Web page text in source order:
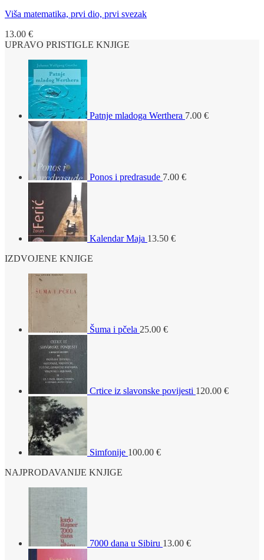
Viša matematika, prvi dio, prvi svezak
13.00 €
UPRAVO PRISTIGLE KNJIGE
Patnje mladoga Werthera 7.00 €
Ponos i predrasude 7.00 €
Kalendar Maja 13.50 €
IZDVOJENE KNJIGE
Šuma i pčela 25.00 €
Crtice iz slavonske povijesti 120.00 €
Simfonije 100.00 €
NAJPRODAVANIJE KNJIGE
7000 dana u Sibiru 13.00 €